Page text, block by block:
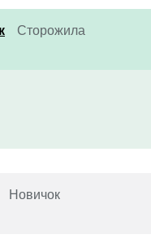
Сторожила
Новичок